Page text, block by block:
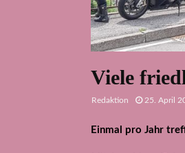
Viele
Redaktion 25. April
Einmal pro Jahr